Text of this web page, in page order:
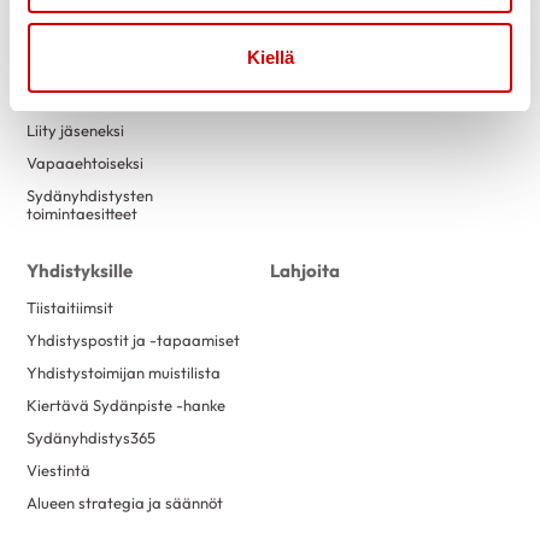
Kiellä
Tapahtumakalenteri
mittaustoiminta
Liity jäseneksi
Vapaaehtoiseksi
Sydänyhdistysten
toimintaesitteet
Laskutustiedot
Yritysyhteistyö
Yhdistyksille
Tiistaitiimsit
Yhdistyspostit ja -tapaamiset
Yhdistystoimijan muistilista
Kiertävä Sydänpiste -hanke
Sydänyhdistys365
Viestintä
Alueen strategia ja säännöt
Lahjoita